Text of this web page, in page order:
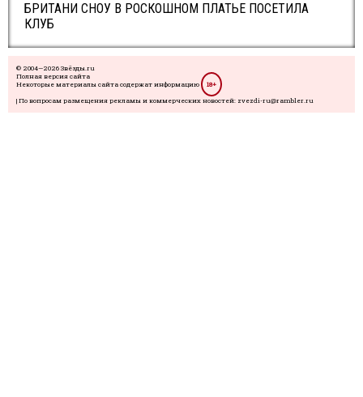
БРИТАНИ СНОУ В РОСКОШНОМ ПЛАТЬЕ ПОСЕТИЛА
КЛУБ
© 2004—2026 Звёзды.ru
Полная версия сайта
Некоторые материалы сайта содержат информацию
18+
| По вопросам размещения рекламы и коммерческих новостей: zvezdi-ru@rambler.ru